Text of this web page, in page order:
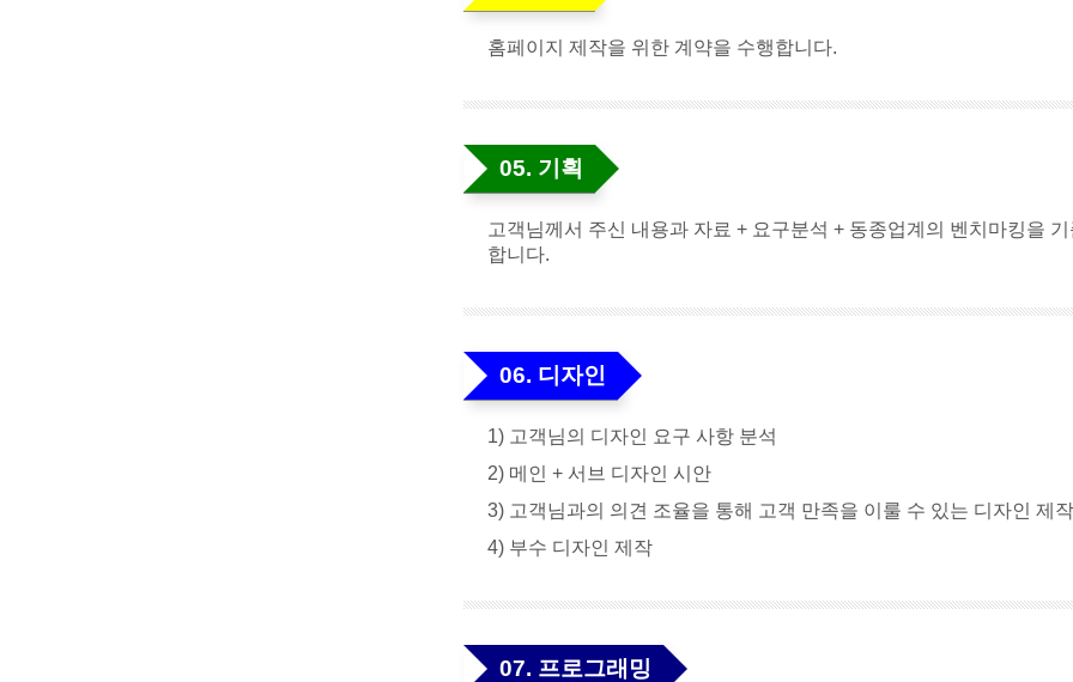
홈페이지 제작을 위한 계약을 수행합니다.
05. 기획
고객님께서 주신 내용과 자료 + 요구분석 + 동종업계의 벤치마킹을
합니다.
06. 디자인
1) 고객님의 디자인 요구 사항 분석
2) 메인 + 서브 디자인 시안
3) 고객님과의 의견 조율을 통해 고객 만족을 이룰 수 있는 디자인 제작
4) 부수 디자인 제작
07. 프로그래밍